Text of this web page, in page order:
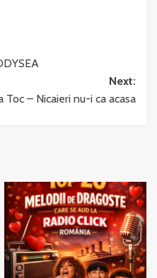
Next:
Toc – Nicaieri nu-i ca acasa